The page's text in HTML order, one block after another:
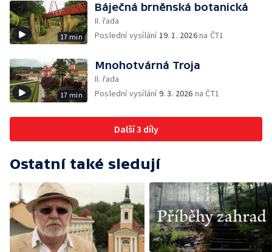
17 min
Báječná brněnská botanická
II. řada
Poslední vysílání19. 1. 2026na ČT1
17 min
Mnohotvárná Troja
II. řada
Poslední vysílání9. 3. 2026 na ČT1
Další 3 díly
Ostatní také sledují